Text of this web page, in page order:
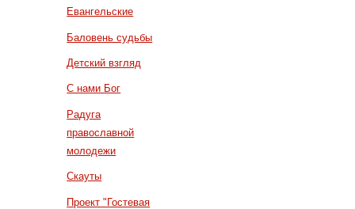
Евангельские
Баловень судьбы
Детский взгляд
С нами Бог
Радуга
православной
молодежи
Скауты
Проект "Гостевая